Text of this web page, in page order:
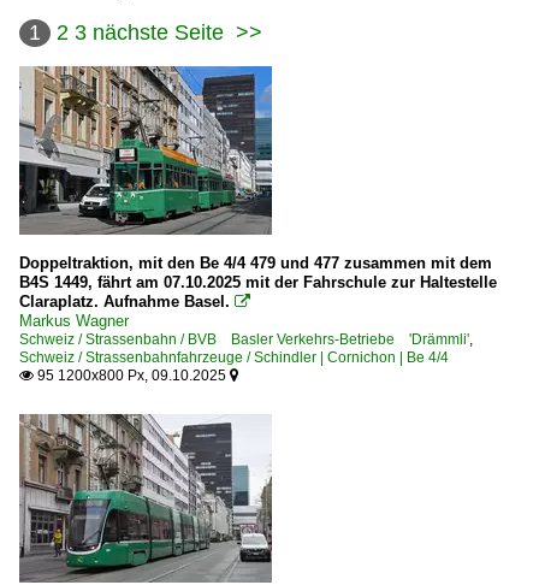
1 2 3 nächste Seite >>
Doppeltraktion, mit den Be 4/4 479 und 477 zusammen mit dem
B4S 1449, fährt am 07.10.2025 mit der Fahrschule zur Haltestelle
Claraplatz. Aufnahme Basel. 
Markus Wagner
Schweiz / Strassenbahn / BVB Basler Verkehrs-Betriebe 'Drämmli',
Schweiz / Strassenbahnfahrzeuge / Schindler | Cornichon | Be 4/4
 95 1200x800 Px, 09.10.2025 